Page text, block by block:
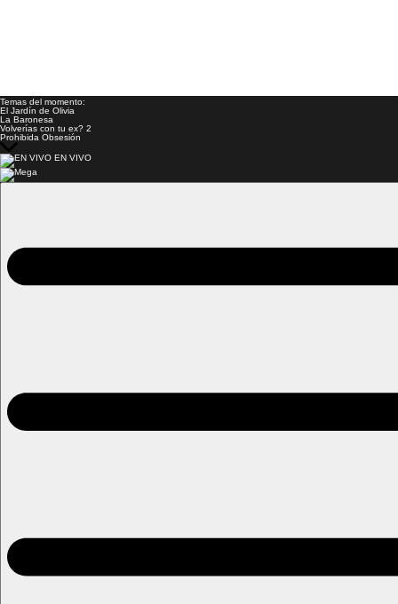
Temas del momento:
El Jardín de Olivia
La Baronesa
Volverías con tu ex? 2
Prohibida Obsesión
EN VIVO